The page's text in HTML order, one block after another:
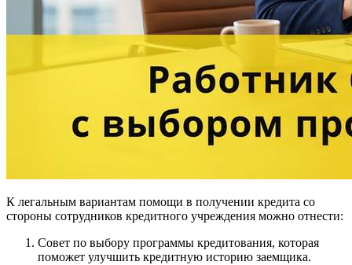
К легальным вариантам помощи в получении кредита со
стороны сотрудников кредитного учреждения можно отнести:
Совет по выбору программы кредитования, которая
поможет улучшить кредитную историю заемщика.